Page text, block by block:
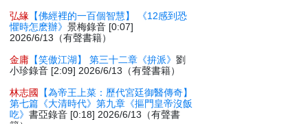
弘緣 【佛經裡的一百個智慧】 《12感到恐
懼時怎麽辦》景梅錄音 [0:07]
2026/6/13（有聲書籍）
金庸 【笑傲江湖】 第三十二章《拚派》劉
小珍錄音 [2:09] 2026/6/13（有聲書籍）
林志國
【為帝王上菜：歷代宮廷御醫傳奇】
第七篇《大清時代》第九章《摳門皇帝沒飯
吃》書亞錄音 [0:18] 2026/6/13（有聲書